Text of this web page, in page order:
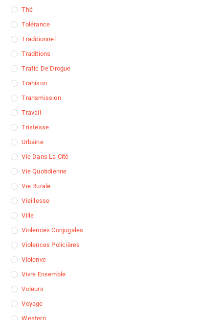
Thé
Tolérance
Traditionnel
Traditions
Trafic De Drogue
Trahison
Transmission
Travail
Tristesse
Urbaine
Vie Dans La Cité
Vie Quotidienne
Vie Rurale
Vieillesse
Ville
Violences Conjugales
Violences Policières
Violenve
Vivre Ensemble
Voleurs
Voyage
Western